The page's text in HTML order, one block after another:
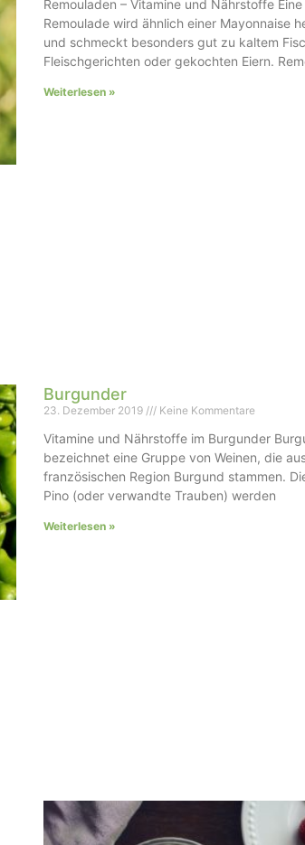
Remouladen – Vitamine und Nährstoffe Eine
Remoulade wird ähnlich einer Mayonnaise
und schmeckt besonders gut zu kaltem
Fleischgerichten oder gekochten Eiern.
Weiterlesen »
Burgunder
23. Dezember 2019 Keine Kommentare
Vitamine und Nährstoffe im Burgunder
bezeichnet eine Gruppe von Weinen, die
französischen Region Burgund stammen.
Pino (oder verwandte Trauben) werden
Weiterlesen »